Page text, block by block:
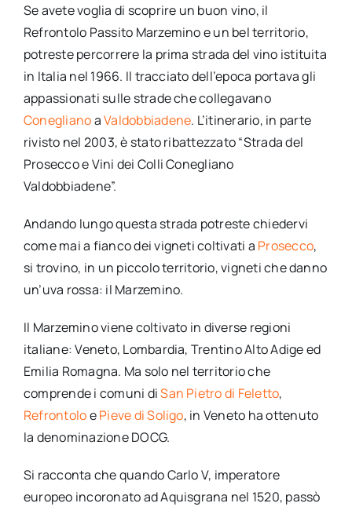
Se avete voglia di scoprire un buon vino, il
Refrontolo Passito Marzemino e un bel territorio,
potreste percorrere la prima strada del vino istituita
in Italia nel 1966. Il tracciato dell’epoca portava gli
appassionati sulle strade che collegavano
ConeglianoaValdobbiadene. L’itinerario, in parte
rivisto nel 2003, è stato ribattezzato “Strada del
Prosecco e Vini dei Colli Conegliano
Valdobbiadene”.
Andando lungo questa strada potreste chiedervi
come mai a fianco dei vigneti coltivati a Prosecco,
si trovino, in un piccolo territorio, vigneti che danno
un’uva rossa: il Marzemino.
Il Marzemino viene coltivato in diverse regioni
italiane: Veneto, Lombardia, Trentino Alto Adige ed
Emilia Romagna. Ma solo nel territorio che
comprende i comuni diSan Pietro di Feletto,
RefrontoloePieve di Soligo, in Veneto ha ottenuto
la denominazione DOCG.
Si racconta che quando Carlo V, imperatore
europeo incoronato ad Aquisgrana nel 1520, passò